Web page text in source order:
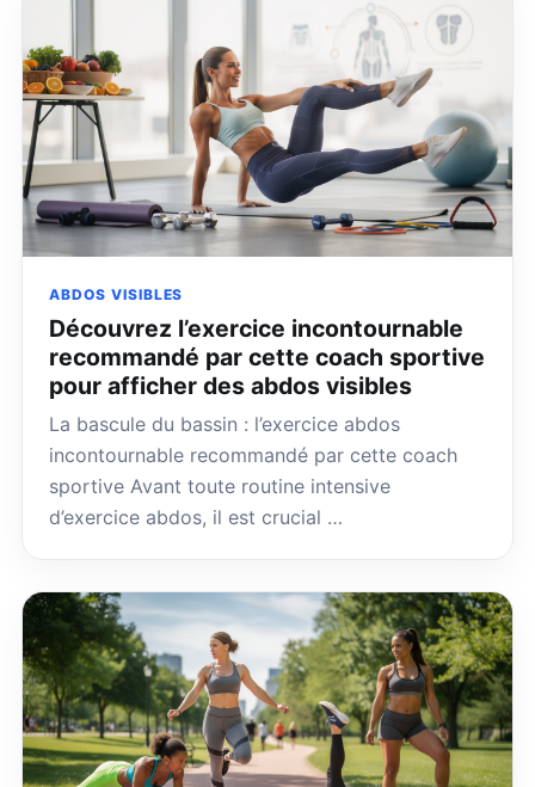
ABDOS VISIBLES
Découvrez l’exercice incontournable
recommandé par cette coach sportive
pour afficher des abdos visibles
La bascule du bassin : l’exercice abdos
incontournable recommandé par cette coach
sportive Avant toute routine intensive
d’exercice abdos, il est crucial …